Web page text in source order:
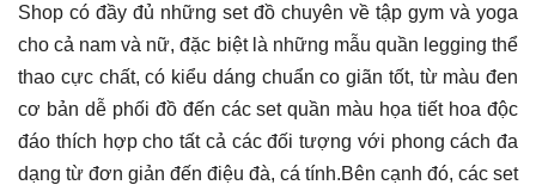
Shop có đầy đủ những set đồ chuyên về tập gym và yoga
cho cả nam và nữ, đặc biệt là những mẫu quần legging thể
thao cực chất, có kiểu dáng chuẩn co giãn tốt, từ màu đen
cơ bản dễ phối đồ đến các set quần màu họa tiết hoa độc
đáo thích hợp cho tất cả các đối tượng với phong cách đa
dạng từ đơn giản đến điệu đà, cá tính.Bên cạnh đó, các set